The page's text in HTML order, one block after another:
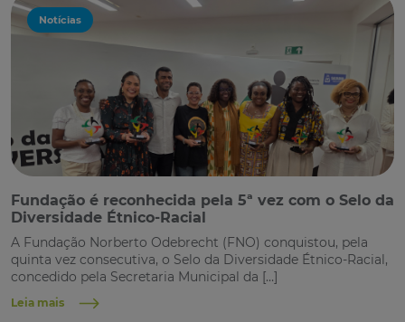
Notícias
Fundação é reconhecida pela 5ª vez com o Selo da
Diversidade Étnico-Racial
A Fundação Norberto Odebrecht (FNO) conquistou, pela
quinta vez consecutiva, o Selo da Diversidade Étnico-Racial,
concedido pela Secretaria Municipal da […]
Leia mais